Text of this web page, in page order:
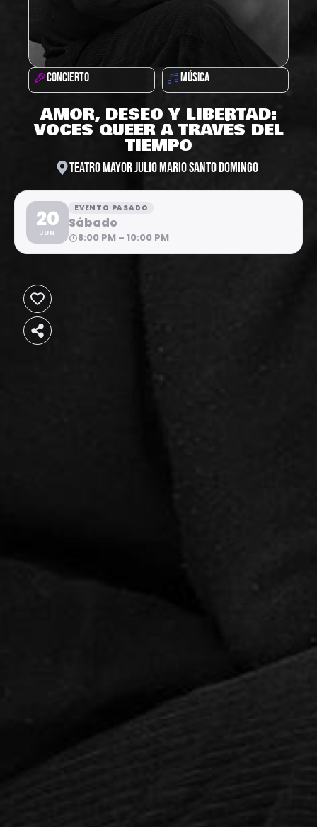
CONCIERTO MÚSICA
AMOR, DESEO Y LIBERTAD:
VOCES QUEER A TRAVÉS DEL
TIEMPO
TEATRO MAYOR JULIO MARIO SANTO DOMINGO
20
JUN
EVENTO PASADO
Sábado
8:00 PM – 10:00 PM